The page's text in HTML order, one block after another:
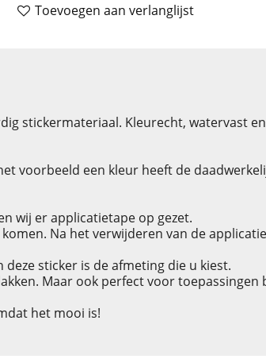
Toevoegen aan verlanglijst
stickermateriaal. Kleurecht, watervast
voorbeeld een kleur heeft de
wij er applicatietape op gezet.
Na het verwijderen van de
sticker is de afmeting die u kiest.
Maar ook perfect voor toepassingen
het mooi is!